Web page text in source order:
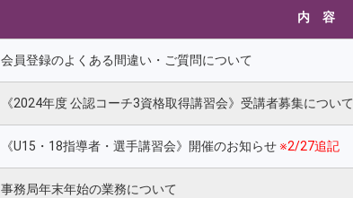
内 容
会員登録のよくある間違い・ご質問について
《2024年度 公認コーチ3資格取得講習会》受講者募集について
《U15・18指導者・選手講習会》開催のお知らせ ※2/27追記
事務局年末年始の業務について